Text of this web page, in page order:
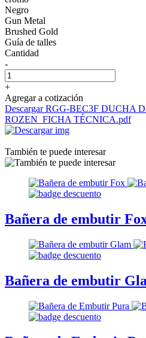
Negro
Gun Metal
Brushed Gold
Guía de talles
Cantidad
-
+
Agregar a cotización
Descargar RGG-BEC3F DUCHA
ROZEN_FICHA TÉCNICA.pdf
También te puede interesar
Bañera de embutir
Bañera de embutir